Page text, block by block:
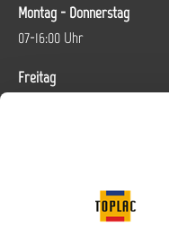
Montag - Donnerstag
07-16:00 Uhr
Freitag
Vertrag widerrufen